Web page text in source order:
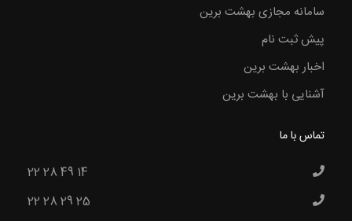
سامانه مجازی بهشت برین
پیش ثبت نام
اخبار بهشت برین
آشنایی با بهشت برین
تماس با ما
22 28 49 14
22 28 29 25